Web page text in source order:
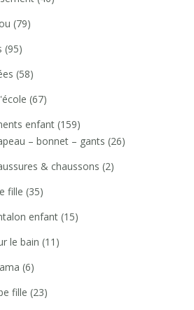
(79)
(95)
(58)
(67)
enfant (159)
– bonnet – gants (26)
& chaussons (2)
fille (35)
enfant (15)
le bain (11)
(6)
fille (23)